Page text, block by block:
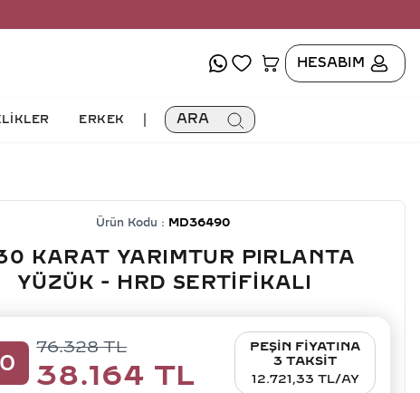
HESABIM
ERKEK ARA
Ürün Kodu : MD36490
KARAT YARIMTUR PIRLANTA
YÜZÜK - HRD SERTIFIKALI
76.328TL
38.164 TL
PEŞİN FİYATINA
3 TAKSİT
12.721,33 TL/AY